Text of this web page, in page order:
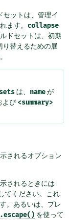
セットは、管理イ
ます。 collapse
ドセットは、初期
替えるための展
は、 nameが
よび <summary>
されるオプション
されるときには
てください。これ
。あるいは、プレ
を使って